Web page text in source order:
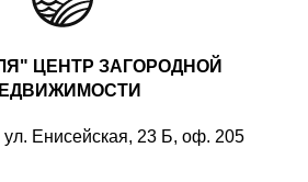
ЦЕНТР ЗАГОРОДНОЙ
ул. Енисейская, 23 Б, оф. 205